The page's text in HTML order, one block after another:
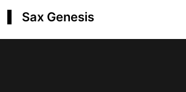
Sax Genesis